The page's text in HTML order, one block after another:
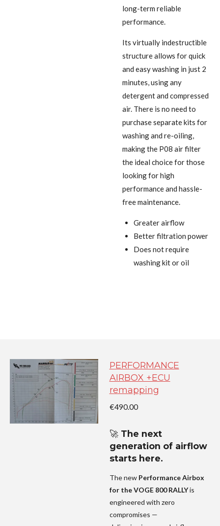
long-term reliable
performance.
Its virtually indestructible
structure allows for quick
and easy washing in just 2
minutes, using any
detergent and compressed
air. There is no need to
purchase separate kits for
washing and re-oiling,
making the P08 air filter
the ideal choice for those
looking for high
performance and hassle-
free maintenance.
Greater airflow
Better filtration power
Does not require
washing kit or oil
PERFORMANCE
AIRBOX +ECU
remapping
€490.00
🚀 The next
generation of airflow
starts here.
The new Performance Airbox
for the VOGE 800 RALLYis
engineered with zero
compromises —